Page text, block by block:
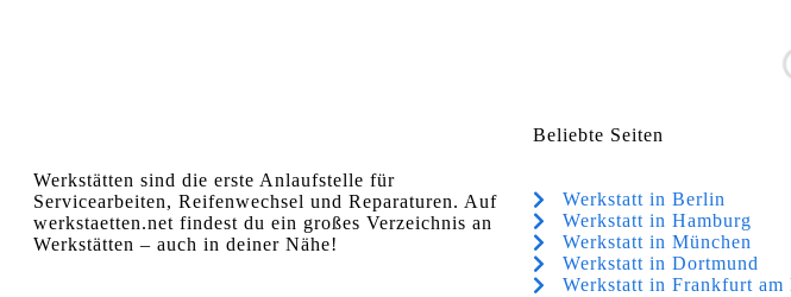
Werkstätten sind die erste Anlaufstelle für
Servicearbeiten, Reifenwechsel und Reparaturen. Auf
werkstaetten.net findest du ein großes Verzeichnis an
Werkstätten – auch in deiner Nähe!
Beliebte Seiten
Werkstatt in Berlin
Werkstatt in Hamburg
Werkstatt in München
Werkstatt in Dortmund
Werkstatt in Frankfurt am